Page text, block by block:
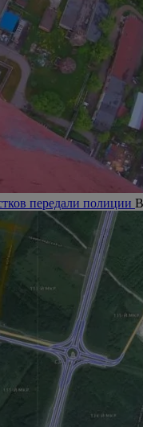
передали полиции